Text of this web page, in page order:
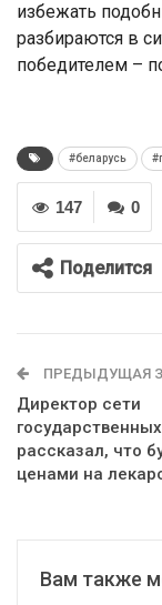
избежать
разбираются в
победителем –
#беларусь
0
147
Поделится
ПРЕДЫДУЩАЯ
Директор сети
рассказал, что
ценами на
Вам также